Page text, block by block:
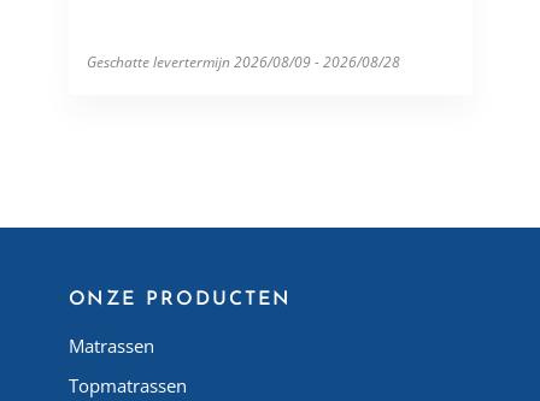
Geschatte levertermijn 2026/08/09 - 2026/08/28
ONZE PRODUCTEN
Matrassen
Topmatrassen